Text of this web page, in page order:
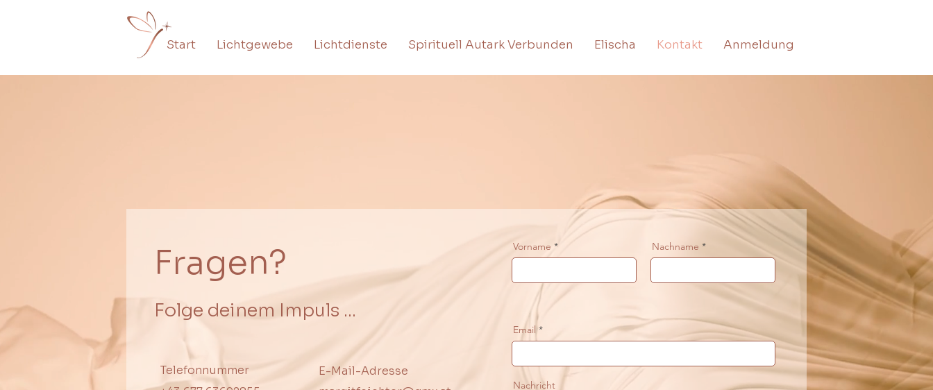
Start Lichtgewebe Lichtdienste Spirituell Autark Verbunden Elischa Kontakt Anmeldung
Fragen?
Folge deinem Impuls ...
Telefonnummer
​E-Mail-Adresse
Vorname Nachname
Email
Nachricht